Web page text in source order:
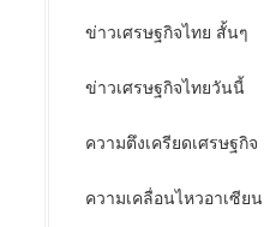
ข่าวเศรษฐกิจไทย สั้นๆ
ข่าวเศรษฐกิจไทยวันนี้
ความตึงเครียดเศรษฐกิจ
ความเคลื่อนไหวอาเซียน